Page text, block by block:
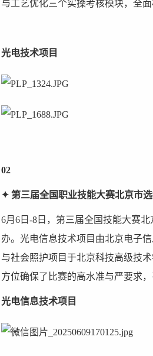
与工艺优化三个实操考核模块，全
光电技术项目
02
✦ 第三届全国职业技能大赛北京市
6月6日-8日，第三届全国技能大赛
办。光电信息技术项目由北京电子
与社会照护项目于北京科技高级技
方位确保了比赛的高水准与严要求
光电信息技术项目